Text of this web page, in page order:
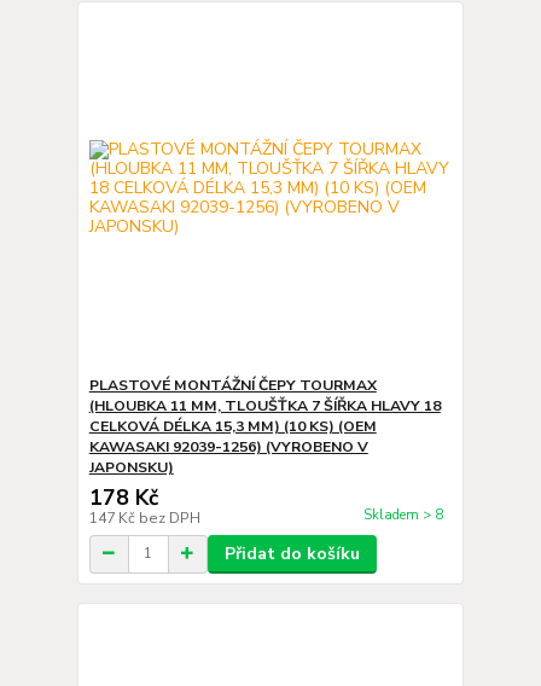
PLASTOVÉ MONTÁŽNÍ ČEPY TOURMAX
(HLOUBKA 11 MM, TLOUŠŤKA 7 ŠÍŘKA HLAVY 18
CELKOVÁ DÉLKA 15,3 MM) (10 KS) (OEM
KAWASAKI 92039-1256) (VYROBENO V
JAPONSKU)
178 Kč
147 Kč bez DPH Skladem > 8
Přidat do košíku